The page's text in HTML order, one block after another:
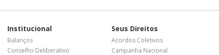
Institucional
Balanços
Conselho Deliberativo
Seus Direitos
Acordos Coletivos
Campanha Nacional